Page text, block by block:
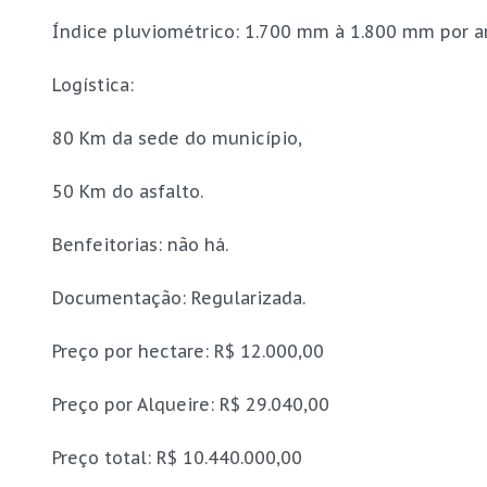
Índice pluviométrico: 1.700 mm à 1.800 mm por
Logística:
80 Km da sede do município,
50 Km do asfalto.
Benfeitorias: não há.
Documentação: Regularizada.
Preço por hectare: R$ 12.000,00
Preço por Alqueire: R$ 29.040,00
Preço total: R$ 10.440.000,00